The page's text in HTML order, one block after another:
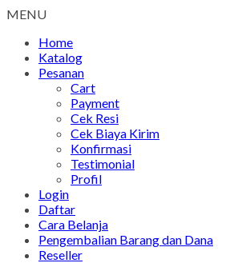
MENU
Home
Katalog
Pesanan
Cart
Payment
Cek Resi
Cek Biaya Kirim
Konfirmasi
Testimonial
Profil
Login
Daftar
Cara Belanja
Pengembalian Barang dan Dana
Reseller